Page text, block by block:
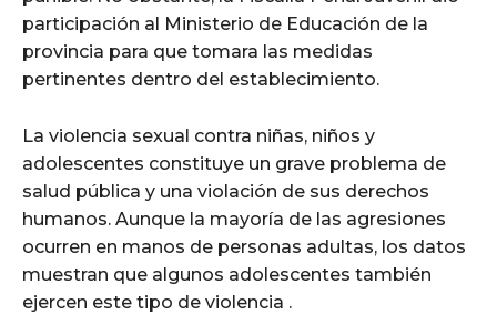
participación al Ministerio de Educación de la
provincia para que tomara las medidas
pertinentes dentro del establecimiento.
La violencia sexual contra niñas, niños y
adolescentes constituye un grave problema de
salud pública y una violación de sus derechos
humanos. Aunque la mayoría de las agresiones
ocurren en manos de personas adultas, los datos
muestran que algunos adolescentes también
ejercen este tipo de violencia .